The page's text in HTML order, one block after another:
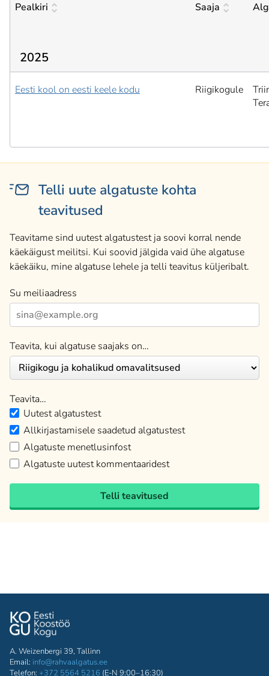
Pealkiri Saaja
2025
Eesti kool on eesti keele kodu Riigikogule
Telli uute algatuste kohta
teavitused
Teavitame sind uutest algatustest ja soovi korral nende
käekäigust meilitsi. Kui soovid jälgida vaid ühe algatuse
käekäiku, mine algatuse lehele ja telli teavitus küljeribalt.
Su meiliaadress
Teavita, kui algatuse saajaks on…
Teavita…
Uutest algatustest
Allkirjastamisele saadetud algatustest
Algatuste menetlusinfost
Algatuste uutest kommentaaridest
Telli teavitused
A. Weizenbergi 39, Tallinn
Email: info@rahvaalgatus.ee
Telefon: +372 5564 5216 (E-N 9:00–16:30)